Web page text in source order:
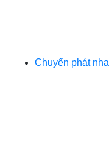
Chuyển phát